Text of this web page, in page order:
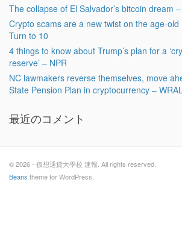
The collapse of El Salvador’s bitcoin dream
Crypto scams are a new twist on the age-
Turn to 10
4 things to know about Trump’s plan for a
reserve’ – NPR
NC lawmakers reverse themselves, move
State Pension Plan in cryptocurrency –
最近のコメント
© 2026 - 仮想通貨大學校 速報. All rights reserved.
Beans theme for WordPress.